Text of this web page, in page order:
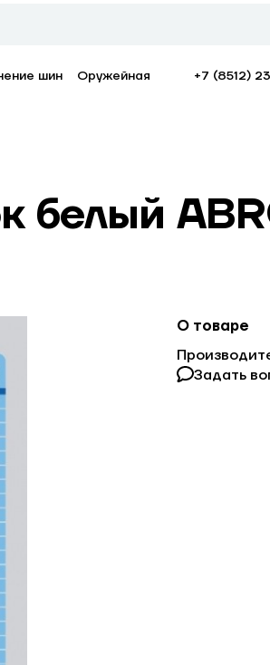
шин Оружейная +7 (8512)
белый
О товаре
Задать